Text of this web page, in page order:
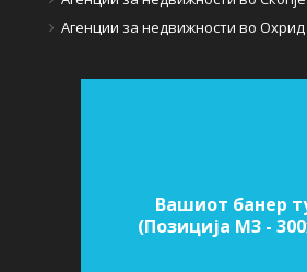
Агенции за недвижности во Охрид
Вашиот банер
(Позиција M3 -